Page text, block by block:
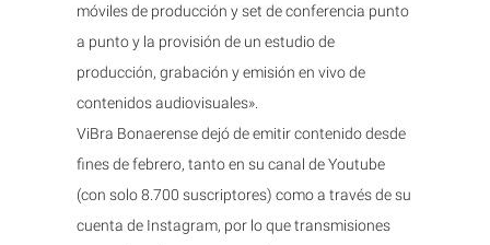
móviles de producción y set de conferencia punto
a punto y la provisión de un estudio de
producción, grabación y emisión en vivo de
contenidos audiovisuales».
ViBra Bonaerense dejó de emitir contenido desde
fines de febrero, tanto en su canal de Youtube
(con solo 8.700 suscriptores) como a través de su
cuenta de Instagram, por lo que transmisiones